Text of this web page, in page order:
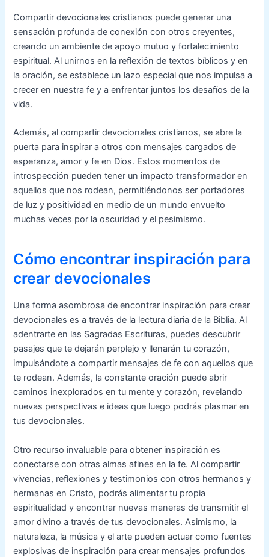
Compartir devocionales cristianos puede generar una
sensación profunda de conexión con otros creyentes,
creando un ambiente de apoyo mutuo y fortalecimiento
espiritual. Al unirnos en la reflexión de textos bíblicos y en
la oración, se establece un lazo especial que nos impulsa a
crecer en nuestra fe y a enfrentar juntos los desafíos de la
vida.
Además, al compartir devocionales cristianos, se abre la
puerta para inspirar a otros con mensajes cargados de
esperanza, amor y fe en Dios. Estos momentos de
introspección pueden tener un impacto transformador en
aquellos que nos rodean, permitiéndonos ser portadores
de luz y positividad en medio de un mundo envuelto
muchas veces por la oscuridad y el pesimismo.
Cómo encontrar inspiración para
crear devocionales
Una forma asombrosa de encontrar inspiración para crear
devocionales es a través de la lectura diaria de la Biblia. Al
adentrarte en las Sagradas Escrituras, puedes descubrir
pasajes que te dejarán perplejo y llenarán tu corazón,
impulsándote a compartir mensajes de fe con aquellos que
te rodean. Además, la constante oración puede abrir
caminos inexplorados en tu mente y corazón, revelando
nuevas perspectivas e ideas que luego podrás plasmar en
tus devocionales.
Otro recurso invaluable para obtener inspiración es
conectarse con otras almas afines en la fe. Al compartir
vivencias, reflexiones y testimonios con otros hermanos y
hermanas en Cristo, podrás alimentar tu propia
espiritualidad y encontrar nuevas maneras de transmitir el
amor divino a través de tus devocionales. Asimismo, la
naturaleza, la música y el arte pueden actuar como fuentes
explosivas de inspiración para crear mensajes profundos